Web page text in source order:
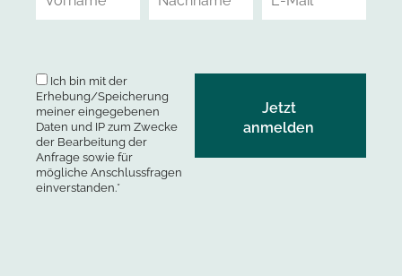
Ich bin mit der
Erhebung/Speicherung
meiner eingegebenen
Daten und IP zum Zwecke
der Bearbeitung der
Anfrage sowie für
mögliche Anschlussfragen
einverstanden.*